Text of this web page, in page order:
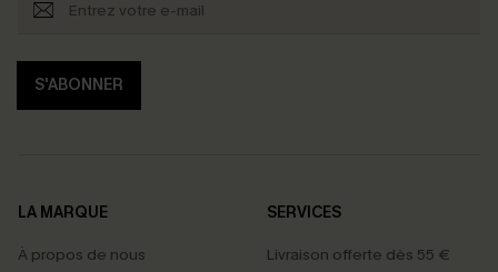
S'ABONNER
LA MARQUE
À propos de nous
SERVICES
Livraison offerte dès 55 €